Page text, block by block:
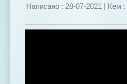
Написано : 28-07-2021 | Кем :